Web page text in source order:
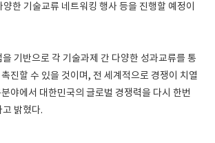
한 기술교류 네트워킹 행사 등을 진행할 예정이
을 기반으로 각 기술과제 간 다양한 성과교류를 통
진할 수 있을 것이며, 전 세계적으로 경쟁이 치열
야에서 대한민국의 글로벌 경쟁력을 다시 한번
고 밝혔다.